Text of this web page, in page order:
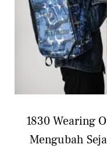
1830 Wearing
Mengubah